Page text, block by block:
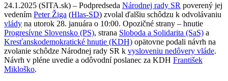
24.1.2025 (SITA.sk) – Podpredseda Národnej rady SR poverený jej
vedením Peter Žiga (Hlas-SD) zvolal ďalšiu schôdzu k odvolávaniu
vlády na utorok 28. januára o 10:00. Opozičné strany – hnutie
Progresívne Slovensko (PS), strana Sloboda a Solidarita (SaS) a
Kresťanskodemokratické hnutie (KDH) opätovne podali návrh na
zvolanie schôdze Národnej rady SR k vysloveniu nedôvery vláde.
Návrh v pléne uvedie a odôvodní poslanec za KDH František
Mikloško.